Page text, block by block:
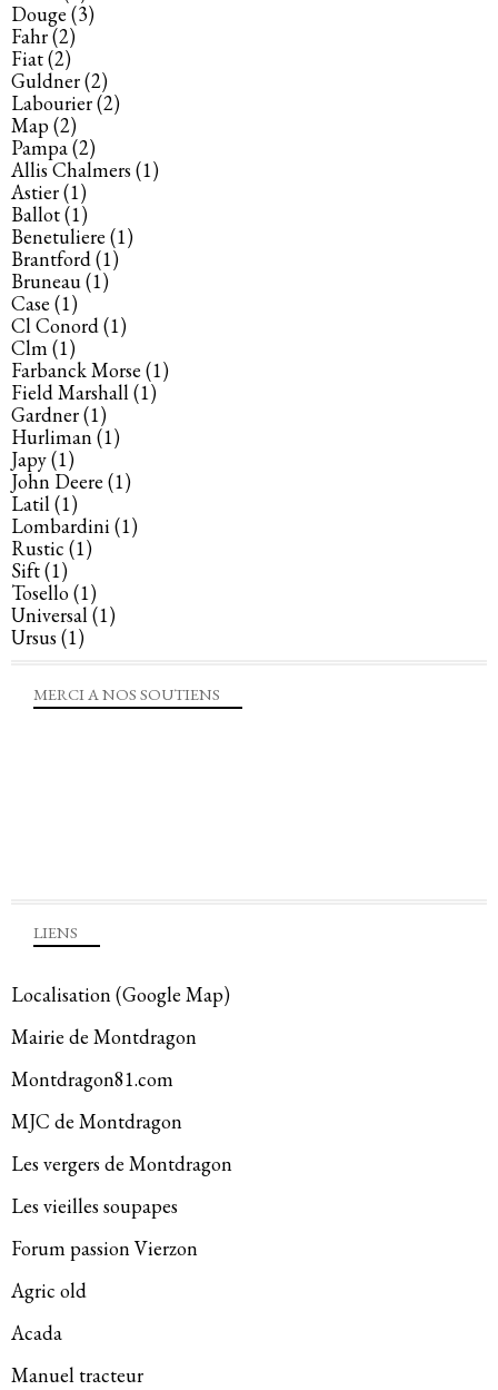
Douge (3)
Fahr(2)
Fiat(2)
Guldner(2)
Labourier(2)
Map(2)
Pampa(2)
Allis Chalmers (1)
Astier(1)
Ballot(1)
Benetuliere (1)
Brantford(1)
Bruneau(1)
Case (1)
Cl Conord(1)
Clm(1)
Farbanck Morse (1)
Field Marshall(1)
Gardner(1)
Hurliman(1)
Japy(1)
John Deere (1)
Latil(1)
Lombardini(1)
Rustic (1)
Sift(1)
Tosello(1)
Universal(1)
Ursus (1)
LIENS
Localisation (Google Map)
Mairie de Montdragon
Montdragon81.com
MJC de Montdragon
Les vergers de Montdragon
Les vieilles soupapes
Forum passion Vierzon
Agric old
Acada
Manuel tracteur
MERCI A NOS SOUTIENS